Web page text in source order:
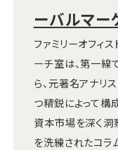
ーバルマー
ファミリーオフィ
ーチ室は、第一線
ら、元著名アナリ
つ精鋭によって構
資本市場を深く洞
を洗練されたコラ